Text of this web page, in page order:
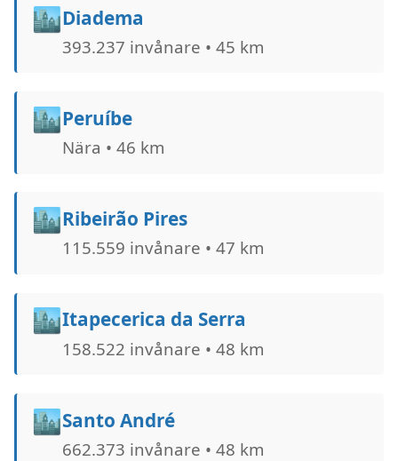
🏙️Diadema
393.237 invånare • 45 km
🏙️Peruíbe
Nära • 46 km
🏙️Ribeirão Pires
115.559 invånare • 47 km
🏙️Itapecerica da Serra
158.522 invånare • 48 km
🏙️Santo André
662.373 invånare • 48 km